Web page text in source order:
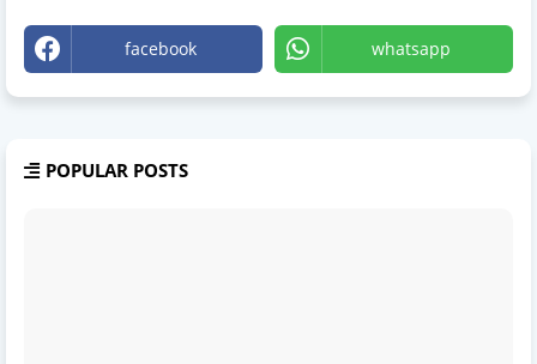
facebook whatsapp
POPULAR POSTS